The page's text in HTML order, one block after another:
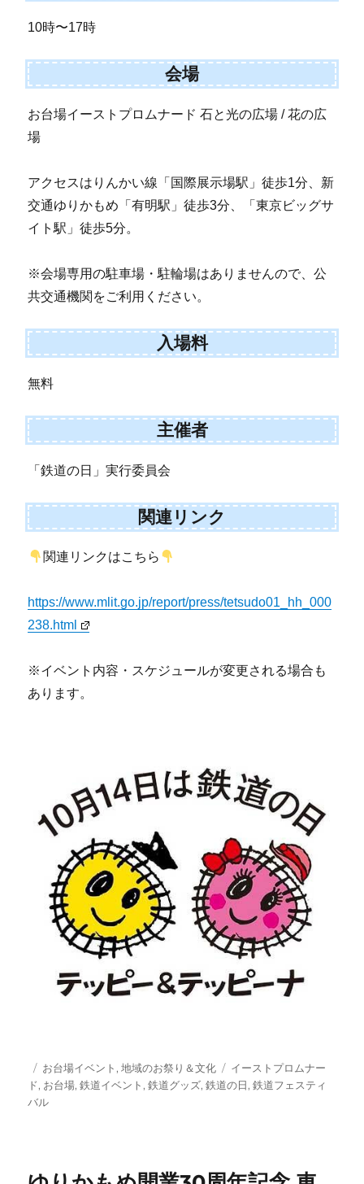
10時〜17時
会場
お台場イーストプロムナード 石と光の広場 / 花の広
場
アクセスはりんかい線「国際展示場駅」徒歩1分、新
交通ゆりかもめ「有明駅」徒歩3分、「東京ビッグサ
イト駅」徒歩5分。
※会場専用の駐車場・駐輪場はありませんので、公
共交通機関をご利用ください。
入場料
無料
主催者
「鉄道の日」実行委員会
関連リンク
関連リンクはこちら
https://www.mlit.go.jp/report/press/tetsudo01_hh_000
238.html
※イベント内容・スケジュールが変更される場合も
あります。
投
稿
日:
カ
テ
ゴ
お台場イベント ,地域のお祭り＆文化
タ
グ
イーストプロムナー
ド, お台場,鉄道イベント ,鉄道グッズ,鉄道の日,鉄道フェスティ
バル